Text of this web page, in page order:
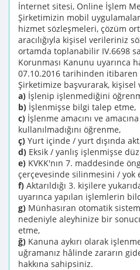
İnternet sitesi, Online İşlem
Şirketimizin mobil
hizmet sözleşmeleri, çözüm
aracılığıyla kişisel verileriniz
ortamda toplanabilir IV.6698
Korunması Kanunu uyarınca
07.10.2016 tarihinden
Şirketimize başvurarak,
a) İşlenip işlenmediğini
b) İşlenmişse bilgi talep etme,
c) İşlenme amacını ve
kullanılmadığını öğrenme,
ç) Yurt içinde / yurt dışında
d) Eksik / yanlış işlenmişse
e) KVKK'nın 7. maddesinde
çerçevesinde silinmesini / yok
f) Aktarıldığı 3. kişilere
uyarınca yapılan işlemlerin
g) Münhasıran otomatik
nedeniyle aleyhinize bir
etme,
ğ) Kanuna aykırı olarak
uğramanız hâlinde zararın
hakkına sahipsiniz.